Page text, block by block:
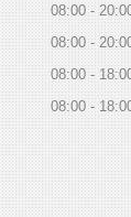
08:00
08:00
08:00
08:00